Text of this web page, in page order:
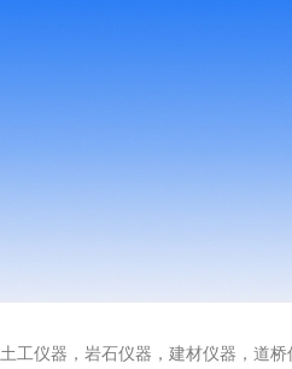
土工仪器，岩石仪器，建材仪器，道桥仪器